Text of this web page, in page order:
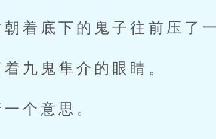
着底下的鬼子往前压了一
九鬼隼介的眼睛。
个意思。